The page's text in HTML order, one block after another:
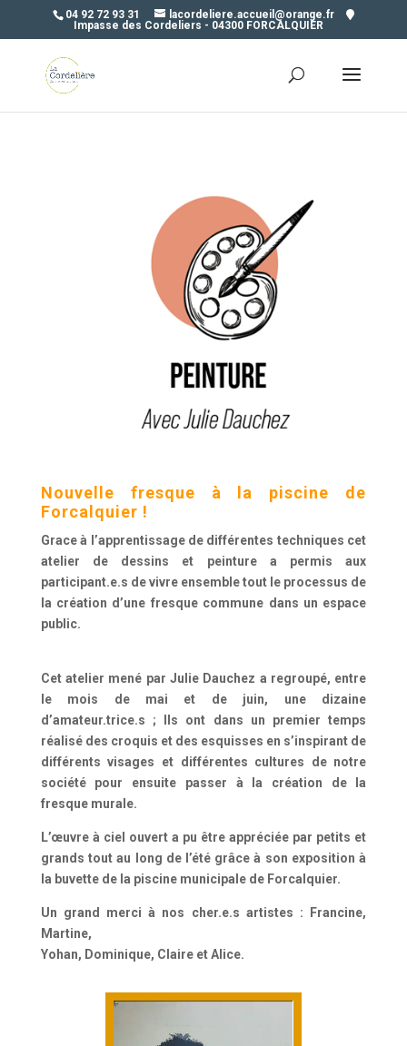
04 92 72 93 31
lacordeliere.accueil@orange.fr
Impasse des Cordeliers - 04300 FORCALQUIER
Nouvelle fresque à la piscine de
Forcalquier !
Grace à l’apprentissage de différentes techniques cet
atelier de dessins et peinture a permis aux
participant.e.s de vivre ensemble tout le processus de
la création d’une fresque commune dans un espace
public.
Cet atelier mené par Julie Dauchez a regroupé, entre
le mois de mai et de juin, une dizaine
d’amateur.trice.s ; Ils ont dans un premier temps
réalisé des croquis et des esquisses en s’inspirant de
différentsvisages et différentes cultures de notre
société pour ensuite passer à la création de la
fresque murale.
L’œuvre à ciel ouvert a pu être appréciée par petits et
grandstout au long de l’été grâce à son exposition à
la buvette de la piscine municipale de Forcalquier.
Un grand merci à nos cher.e.s artistes : Francine,
Martine,
Yohan, Dominique, Claire et Alice.